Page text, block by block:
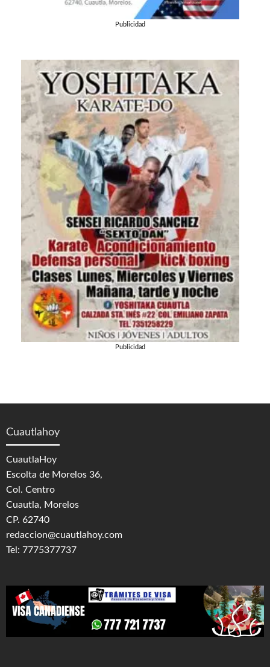
Publicidad
Publicidad
Cuautlahoy
CuautlaHoy
Escolta de Morelos 36,
Col. Centro
Cuautla, Morelos
CP. 62740
redaccion@cuautlahoy.com
Tel: 7775377737